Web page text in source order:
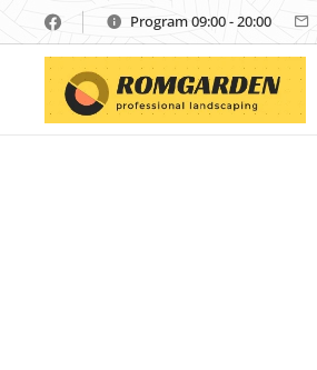
Program 09:00 - 20:00